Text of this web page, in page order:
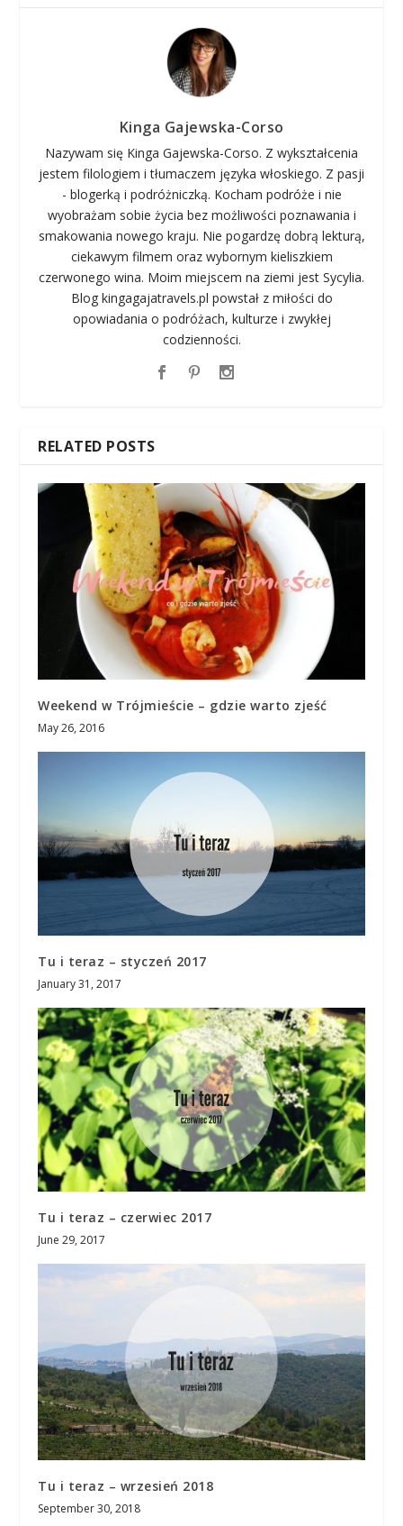
Kinga Gajewska-Corso
Nazywam się Kinga Gajewska-Corso. Z wykształcenia
jestem filologiem i tłumaczem języka włoskiego. Z pasji
- blogerką i podróżniczką. Kocham podróże i nie
wyobrażam sobie życia bez możliwości poznawania i
smakowania nowego kraju. Nie pogardzę dobrą lekturą,
ciekawym filmem oraz wybornym kieliszkiem
czerwonego wina. Moim miejscem na ziemi jest Sycylia.
Blog kingagajatravels.pl powstał z miłości do
opowiadania o podróżach, kulturze i zwykłej
codzienności.
RELATED POSTS
Weekend w Trójmieście – gdzie warto zjeść
May 26, 2016
Tu i teraz – styczeń 2017
January 31, 2017
Tu i teraz – czerwiec 2017
June 29, 2017
Tu i teraz – wrzesień 2018
September 30, 2018